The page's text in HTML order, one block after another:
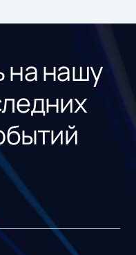
на нашу